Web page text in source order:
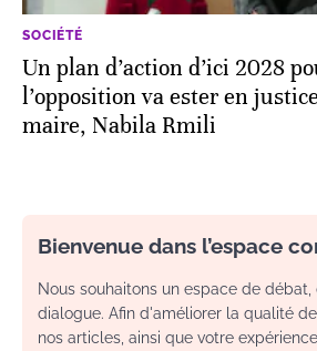
SOCIÉTÉ
Un plan d’action d’ici 2028
l’opposition va ester en
maire, Nabila Rmili
Bienvenue dans l’espace
Nous souhaitons un espace de débat,
dialogue. Afin d'améliorer la qualité
nos articles, ainsi que votre